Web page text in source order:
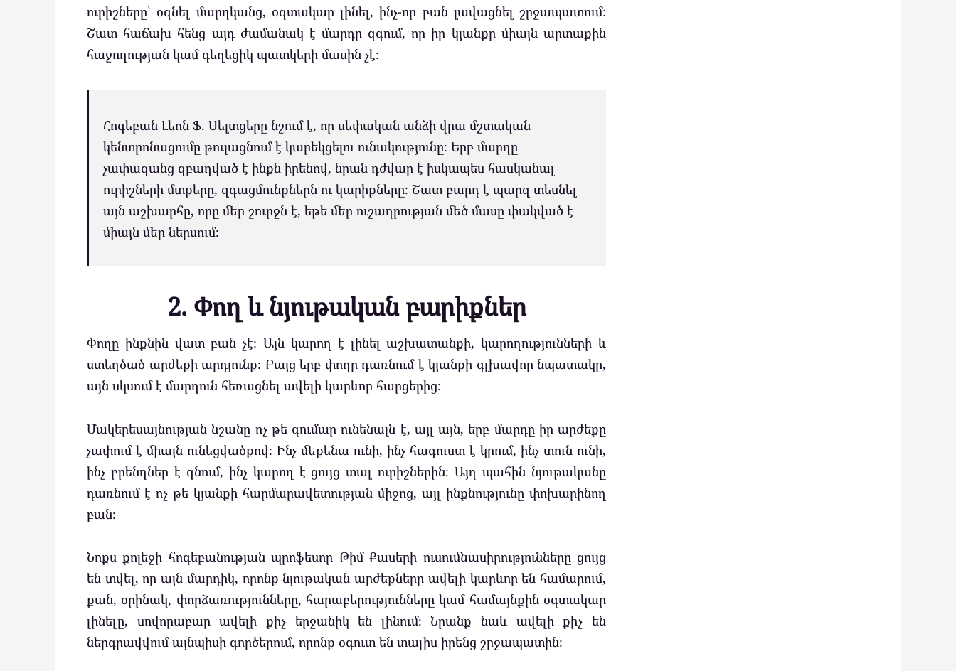
ուրիշները՝ օգնել մարդկանց, օգտակար լինել, ինչ-որ բան լավացնել շրջապատում։
Շատ հաճախ հենց այդ ժամանակ է մարդը զգում, որ իր կյանքը միայն արտաքին
հաջողության կամ գեղեցիկ պատկերի մասին չէ։
Հոգեբան Լեոն Ֆ. Սելտցերը նշում է, որ սեփական անձի վրա մշտական
կենտրոնացումը թուլացնում է կարեկցելու ունակությունը։ Երբ մարդը
չափազանց զբաղված է ինքն իրենով, նրան դժվար է իսկապես հասկանալ
ուրիշների մտքերը, զգացմունքներն ու կարիքները։ Շատ բարդ է պարզ տեսնել
այն աշխարհը, որը մեր շուրջն է, եթե մեր ուշադրության մեծ մասը փակված է
միայն մեր ներսում։
2. Փող և նյութական բարիքներ
Փողը ինքնին վատ բան չէ։ Այն կարող է լինել աշխատանքի, կարողությունների և
ստեղծած արժեքի արդյունք։ Բայց երբ փողը դառնում է կյանքի գլխավոր նպատակը,
այն սկսում է մարդուն հեռացնել ավելի կարևոր հարցերից։
Մակերեսայնության նշանը ոչ թե գումար ունենալն է, այլ այն, երբ մարդը իր արժեքը
չափում է միայն ունեցվածքով։ Ինչ մեքենա ունի, ինչ հագուստ է կրում, ինչ տուն ունի,
ինչ բրենդներ է գնում, ինչ կարող է ցույց տալ ուրիշներին։ Այդ պահին նյութականը
դառնում է ոչ թե կյանքի հարմարավետության միջոց, այլ ինքնությունը փոխարինող
բան։
Նոքս քոլեջի հոգեբանության պրոֆեսոր Թիմ Քասերի ուսումնասիրությունները ցույց
են տվել, որ այն մարդիկ, որոնք նյութական արժեքները ավելի կարևոր են համարում,
քան, օրինակ, փորձառությունները, հարաբերությունները կամ համայնքին օգտակար
լինելը, սովորաբար ավելի քիչ երջանիկ են լինում։ Նրանք նաև ավելի քիչ են
ներգրավվում այնպիսի գործերում, որոնք օգուտ են տալիս իրենց շրջապատին։